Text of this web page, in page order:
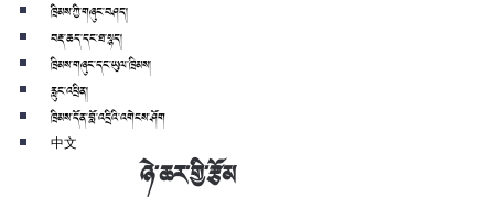
ཁྲིམས་ཀྱི་གཞུང་བཤད།
བརྡ་ཆད་དང་ཐ་སྙད།
ཁྲིམས་གཞུང་དང་ཡུལ་ཁྲིམས།
རླུང་འཕྲིན།
ཁྲིམས་དོན་བློ་འདྲིའི་འགེངས་ཤོག
中文
ཉེ་ཆར་གྱི་རྩོམ